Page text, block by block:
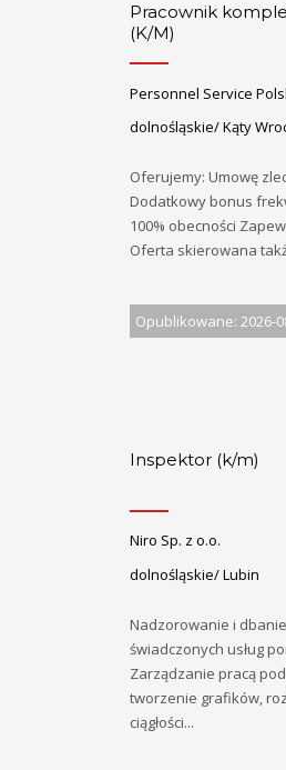
Pracownik
(K/M)
Personnel Service
dolnośląskie/ Kąty
Oferujemy: Umowę
Dodatkowy bonus
100% obecności
Oferta skierowana
Opublikowane: 2026-
Inspektor (k/m)
Niro Sp. z o.o.
dolnośląskie/ Lubin
Nadzorowanie i
świadczonych usług
Zarządzanie pracą
tworzenie grafików,
ciągłości...